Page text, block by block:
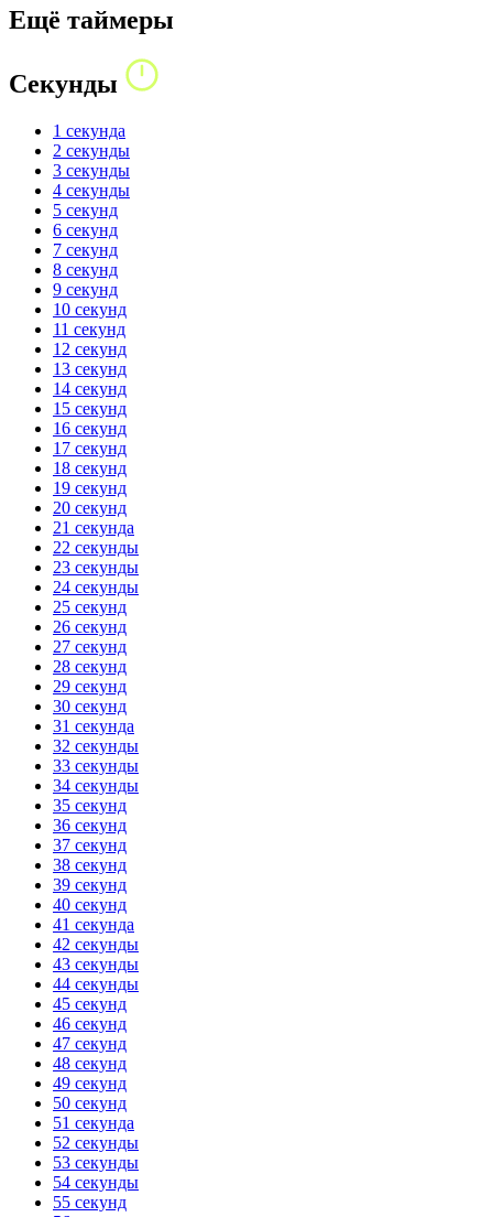
Ещё таймеры
Секунды
1 секунда
2 секунды
3 секунды
4 секунды
5 секунд
6 секунд
7 секунд
8 секунд
9 секунд
10 секунд
11 секунд
12 секунд
13 секунд
14 секунд
15 секунд
16 секунд
17 секунд
18 секунд
19 секунд
20 секунд
21 секунда
22 секунды
23 секунды
24 секунды
25 секунд
26 секунд
27 секунд
28 секунд
29 секунд
30 секунд
31 секунда
32 секунды
33 секунды
34 секунды
35 секунд
36 секунд
37 секунд
38 секунд
39 секунд
40 секунд
41 секунда
42 секунды
43 секунды
44 секунды
45 секунд
46 секунд
47 секунд
48 секунд
49 секунд
50 секунд
51 секунда
52 секунды
53 секунды
54 секунды
55 секунд